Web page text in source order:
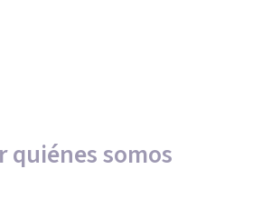
quiénes somos